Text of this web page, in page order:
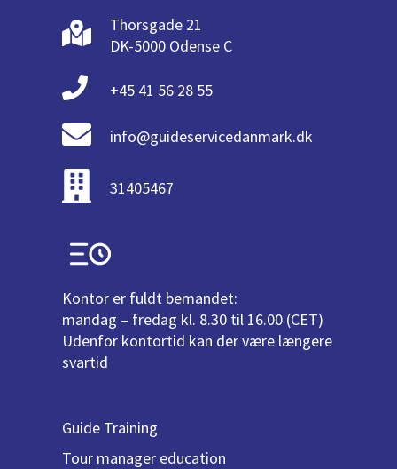
Thorsgade 21
DK-5000 Odense C
+45 41 56 28 55
info@guideservicedanmark.dk
31405467
Kontor er fuldt bemandet:
mandag – fredag kl. 8.30 til 16.00 (CET)
Udenfor kontortid kan der være længere
svartid
Guide Training
Tour manager education